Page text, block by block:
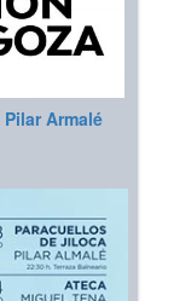
Armalé